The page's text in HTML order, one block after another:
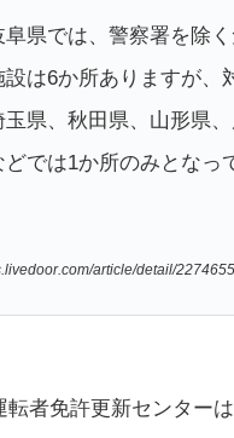
阜県では、警察署を除
設は6か所ありますが、
玉県、秋田県、山形県、
では1か所のみとなっ
article/detail/
転者免許更新センター